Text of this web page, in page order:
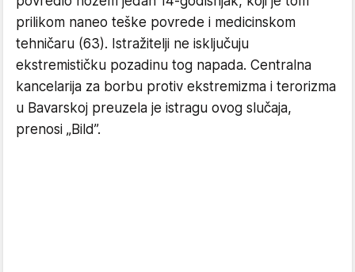
prilikom naneo teške povrede i medicinskom
tehničaru (63). Istražitelji ne isključuju
ekstremističku pozadinu tog napada. Centralna
kancelarija za borbu protiv ekstremizma i terorizma
u Bavarskoj preuzela je istragu ovog slučaja,
prenosi „Bild”.